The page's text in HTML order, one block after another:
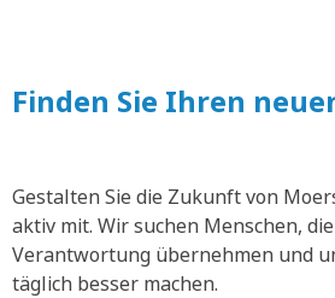
Finden Sie Ihren
Gestalten Sie die Zukunft von
aktiv mit. Wir suchen Menschen,
Verantwortung übernehmen und
täglich besser machen.